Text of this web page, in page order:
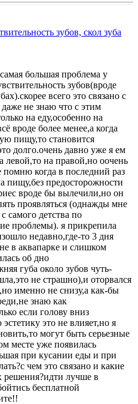
зубов, скол зуба
большая проблема у
зубов(вроде
всего это связано с
не знаю что с этим
на еду,особенно на
вроде более менее,а когда
пищу,то становится
долго.очень давно уже я ем
левой,то на правой,но оочень
помню когда в последний раз
пищу,без предосторожности
вроде бы вылечили,но он
проявляться (однажды мне
самого детства по
проблемы). я прикрепила
недавно,где-то 3 дня
в аквапарке и слишком
об дно
губа около зубов чуть-
не страшно),и оторвался
именно не снизу,а как-бы
знаю как
если голову вниз
это не влияет,но я
могут быть серьезные
месте уже появилась
при кусании еды и при
чем это связано и какие
лучше в
бесплатной